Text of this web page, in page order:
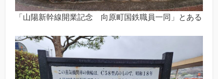
「山陽新幹線開業記念 向原町国鉄職員一同」とある